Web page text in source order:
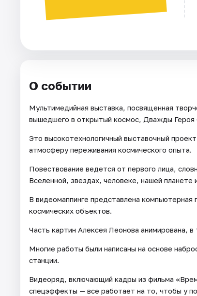
О событии
Мультимедийная выставка, посвященная
вышедшего в открытый космос, Дважды Героя
Это высокотехнологичный выставочный
атмосферу переживания космического опыта.
Повествование ведется от первого лица,
Вселенной, звездах, человеке, нашей планете
В видеомаппинге представлена
космических объектов.
Часть картин Алексея Леонова анимирована,
Многие работы были написаны на основе
станции.
Видеоряд, включающий кадры из фильма
спецэффекты — все работает на то, чтобы у